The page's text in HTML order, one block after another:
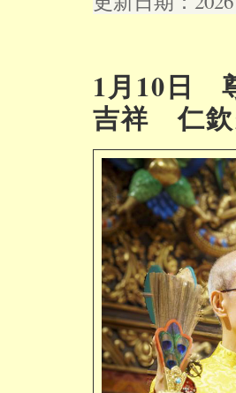
1月10日
吉祥 仁欽